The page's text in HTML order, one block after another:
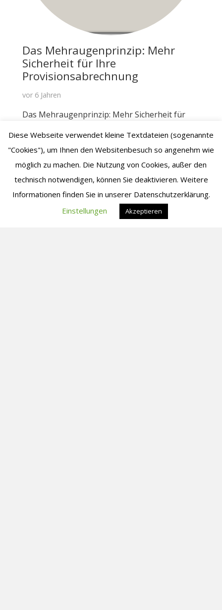
Das Mehraugenprinzip: Mehr
Sicherheit für Ihre
Provisionsabrechnung
vor 6 Jahren
Das Mehraugenprinzip: Mehr Sicherheit für
besser als zwei Augen. Sechs Augen sehen
besser als vier Augen. In unterschiedlichen
Bereichen und Unternehmensabläufen werden
bearbeitete Vorgänge noch…
Diese Webseite verwendet kleine Textdateien (sogenannte
"Cookies"), um Ihnen den Websitenbesuch so angenehm wie
möglich zu machen. Die Nutzung von Cookies, außer den
technisch notwendigen, können Sie deaktivieren. Weitere
Informationen finden Sie in unserer Datenschutzerklärung.
Einstellungen
Akzeptieren